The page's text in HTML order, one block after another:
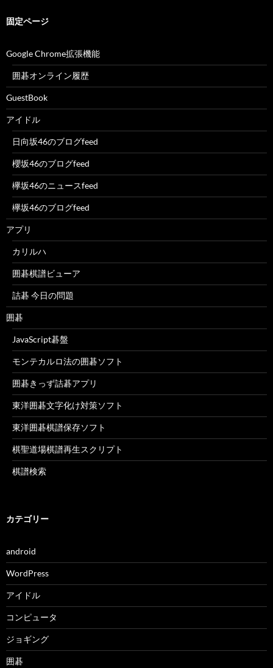
固定ページ
Google Chrome拡張機能
囲碁オンライン履歴
GuestBook
アイドル
日向坂46のブログfeed
櫻坂46のブログfeed
欅坂46のニュースfeed
欅坂46のブログfeed
アプリ
カリルハ
囲碁棋譜ビューア
詰碁 今日の問題
囲碁
JavaScript碁盤
モンテカルロ法の囲碁ソフト
囲碁きっず詰碁アプリ
東洋囲碁文字化け対策ソフト
東洋囲碁棋譜保存ソフト
棋聖道場棋譜再生スクリプト
棋譜検索
カテゴリー
android
WordPress
アイドル
コンピュータ
ジョギング
囲碁